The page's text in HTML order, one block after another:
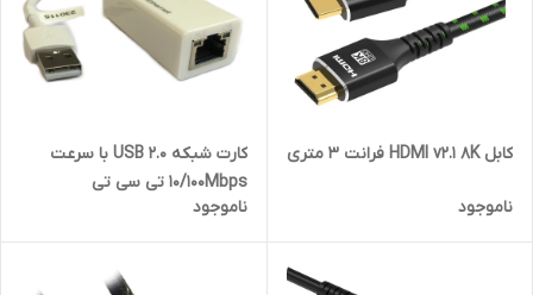
کابل HDMI v2.1 8K فرانت 3 متری
ناموجود
کارت شبکه USB 2.0 با سرعت
10/100Mbps تی سی تی
ناموجود